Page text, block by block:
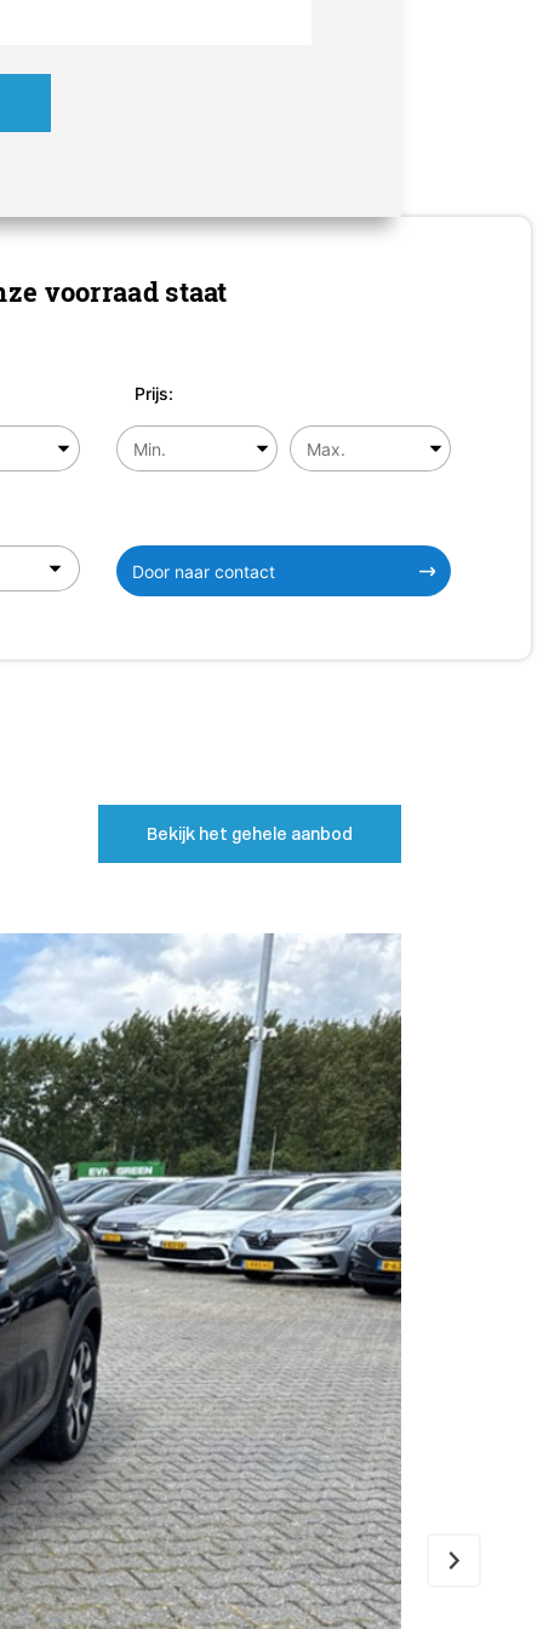
voorraad staat
Prijs:
Door naar contact
Bekijk het gehele aanbod